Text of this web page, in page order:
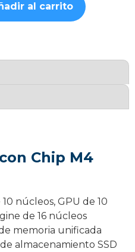
al carrito
Chip M4
núcleos, GPU de 10
de 16 núcleos
memoria unificada
almacenamiento SSD